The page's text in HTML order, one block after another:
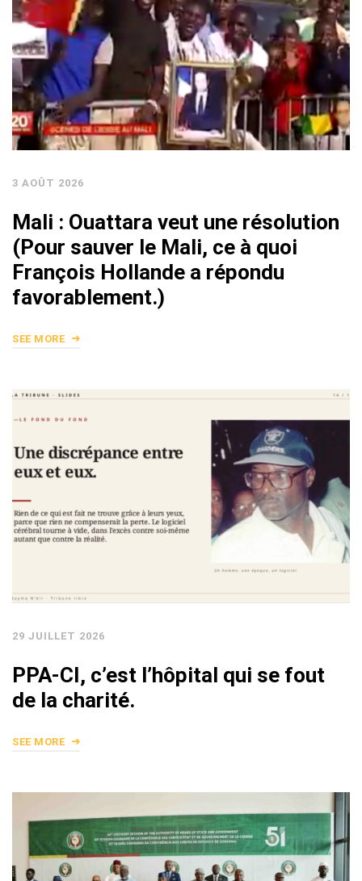
3 AOÛT 2026
Mali : Ouattara veut une résolution
(Pour sauver le Mali, ce à quoi
François Hollande a répondu
favorablement.)
SEE MORE
29 JUILLET 2026
PPA-CI, c’est l’hôpital qui se fout
de la charité.
SEE MORE